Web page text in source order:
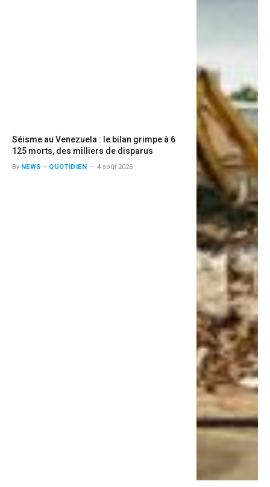
Séisme au Venezuela : le bilan grimpe à 6
125 morts, des milliers de disparus
By NEWS - QUOTIDIEN 4 août 2026